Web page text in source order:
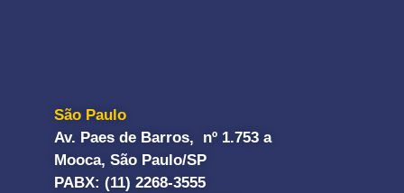
São Paulo
Av. Paes de Barros, nº 1.753 a
Mooca, São Paulo/SP
PABX: (11) 2268-3555